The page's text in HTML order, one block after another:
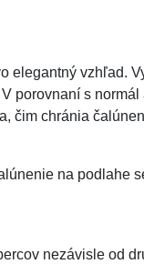
elegantný vzhľad.
porovnaní s
čim chránia
na podlahe
nezávisle od